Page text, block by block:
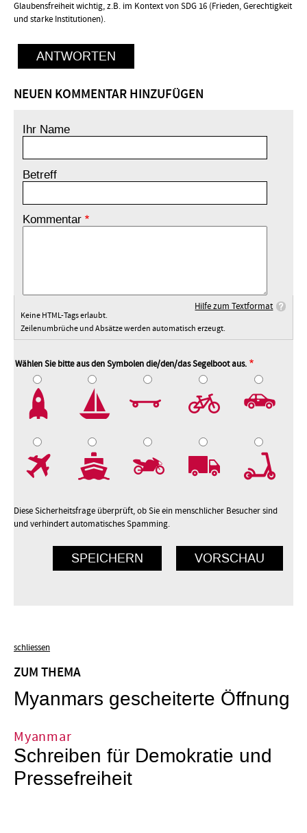
Glaubensfreiheit wichtig, z.B. im Kontext von SDG 16 (Frieden, Gerechtigkeit
und starke Institutionen).
ANTWORTEN
NEUEN KOMMENTAR HINZUFÜGEN
Ihr Name
Betreff
Kommentar
Hilfe zum Textformat
Keine HTML-Tags erlaubt.
Zeilenumbrüche und Absätze werden automatisch erzeugt.
Wählen Sie bitte aus den Symbolen die/den/das Segelboot aus.
Diese Sicherheitsfrage überprüft, ob Sie ein menschlicher Besucher sind
und verhindert automatisches Spamming.
schliessen
ZUM THEMA
Myanmars gescheiterte Öffnung
Myanmar
Schreiben für Demokratie und
Pressefreiheit